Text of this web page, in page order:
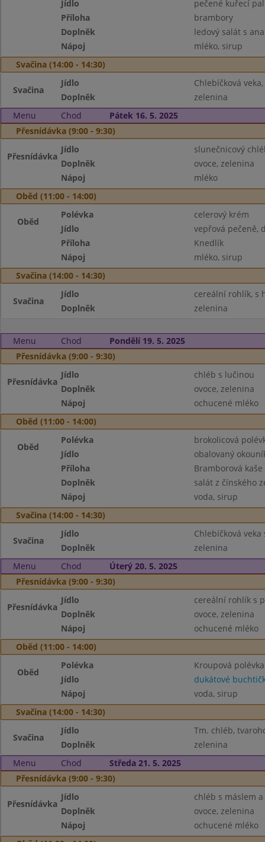
Jídlo
pečené kuřecí
Příloha
brambory
Doplněk
ledový salát s
Nápoj
mléko, sirup
Svačina (14:00 - 14:30)
Svačina
Jídlo
Chlebíčková
Doplněk
zelenina
Menu
Chod
Pátek 16. 5. 2025
Přesnídávka (9:00 - 9:30)
Přesnídávka
Jídlo
slunečnicový
Doplněk
ovoce, zelenina
Nápoj
mléko
Oběd (11:00 - 14:00)
Oběd
Polévka
celerový krém
Jídlo
vepřová pečeně,
Příloha
Knedlík
Nápoj
mléko, sirup
Svačina (14:00 - 14:30)
Svačina
Jídlo
cereální rohlík, s
Doplněk
zelenina
Menu Chod
Pondělí 19. 5. 2025
Přesnídávka (9:00 - 9:30)
Přesnídávka
Jídlo
chléb s lučinou
Doplněk
ovoce, zelenina
Nápoj
ochucené mléko
Oběd (11:00 - 14:00)
Oběd
Polévka
brokolicová
Jídlo
obalovaný
Příloha
Bramborová kaše
Doplněk
salát z čínského
Nápoj
voda, sirup
Svačina (14:00 - 14:30)
Svačina
Jídlo
Chlebíčková
Doplněk
zelenina
Menu
Chod
Úterý 20. 5. 2025
Přesnídávka (9:00 - 9:30)
Přesnídávka
Jídlo
cereální rohlík s
Doplněk
ovoce, zelenina
Nápoj
ochucené mléko
Oběd (11:00 - 14:00)
Oběd
Polévka
Kroupová polévka
Jídlo
dukátové
Nápoj
voda, sirup
Svačina (14:00 - 14:30)
Svačina
Jídlo
Tm. chléb,
Doplněk
zelenina
Menu
Chod
Středa 21. 5. 2025
Přesnídávka (9:00 - 9:30)
Přesnídávka
Jídlo
chléb s máslem
Doplněk
ovoce, zelenina
Nápoj
ochucené mléko